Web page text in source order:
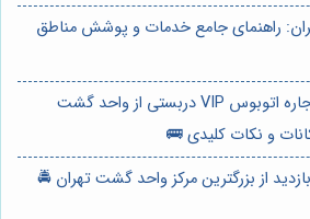
راهنمای جامع خدمات و پوشش مناطق
⭐️راهنمای جامع اجاره اتوبوس VIP دربستی از واحد گشت
و نکات کلیدی 🚌
از بزرگترین مرکز واحد گشت تهران 🚔